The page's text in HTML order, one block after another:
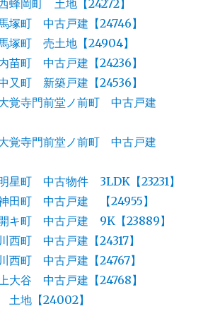
蜂岡町 土地【24272】
塚町 中古戸建【24746】
塚町 売土地【24904】
苗町 中古戸建【24236】
又町 新築戸建【24536】
覚寺門前堂ノ前町 中古戸建
覚寺門前堂ノ前町 中古戸建
星町 中古物件 3LDK【23231】
田町 中古戸建 【24955】
キ町 中古戸建 9K【23889】
西町 中古戸建【24317】
西町 中古戸建【24767】
大谷 中古戸建【24768】
土地【24002】